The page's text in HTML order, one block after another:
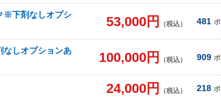
※下剤なしオプシ
53,000円 （税込） 481
なしオプションあ
100,000円 （税込） 909
24,000円 （税込） 218